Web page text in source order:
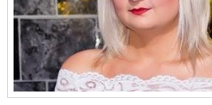
КПЧ ААН
Культурныя правы
ЛПП
Мігранты